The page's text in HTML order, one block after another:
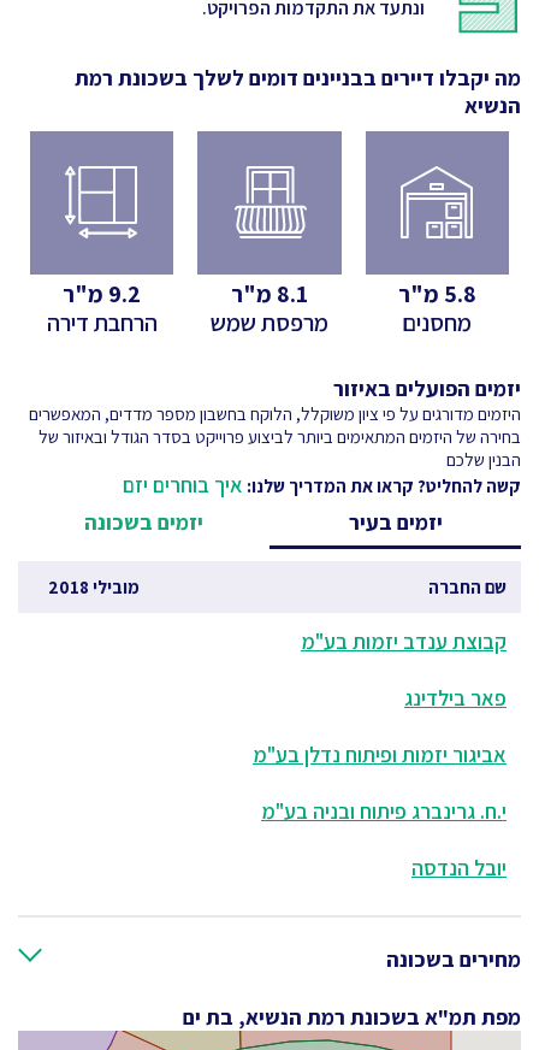
ונתעד את התקדמות הפרויקט.
מה יקבלו דיירים בבניינים דומים לשלך בשכונת רמת
הנשיא
5.8 מ"ר
מחסנים
8.1 מ"ר
מרפסת שמש
9.2 מ"ר
הרחבת דירה
יזמים הפועלים באיזור
היזמים מדורגים על פי ציון משוקלל, הלוקח בחשבון מספר מדדים, המאפשרים
בחירה של היזמים המתאימים ביותר לביצוע פרוייקט בסדר הגודל ובאיזור של
הבנין שלכם
קשה להחליט? קראו את המדריך שלנו: איך בוחרים יזם
יזמים בעיר
יזמים בשכונה
שם החברה מובילי 2018
קבוצת ענדב יזמות בע"מ
פאר בילדינג
אביגור יזמות ופיתוח נדלן בע"מ
י.ח. גרינברג פיתוח ובניה בע"מ
יובל הנדסה
מחירים בשכונה
מפת תמ"א בשכונת רמת הנשיא, בת ים